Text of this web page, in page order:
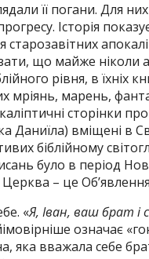
її погани. Для
Історія
що майже ніколи
рівня, в їхніх
мріянь, марень,
сторінки
Даниїла) вміщені в
біблійному
було в період
– це
«Я, Іван, ваш брат і
означає
яка вважала себе